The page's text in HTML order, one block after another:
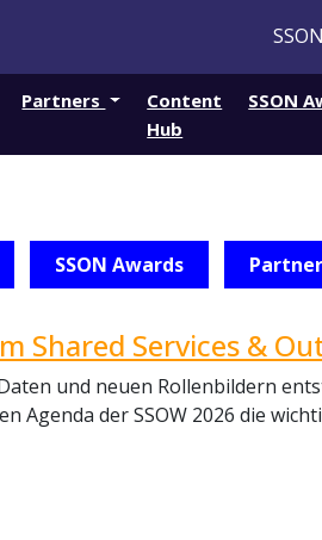
Partners
Content
Hub
SSON
SSON Awards
Shared Services &
und neuen Rollenbildern
Agenda der SSOW 2026 die